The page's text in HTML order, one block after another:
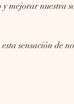
y mejorar nuestra
sensación de